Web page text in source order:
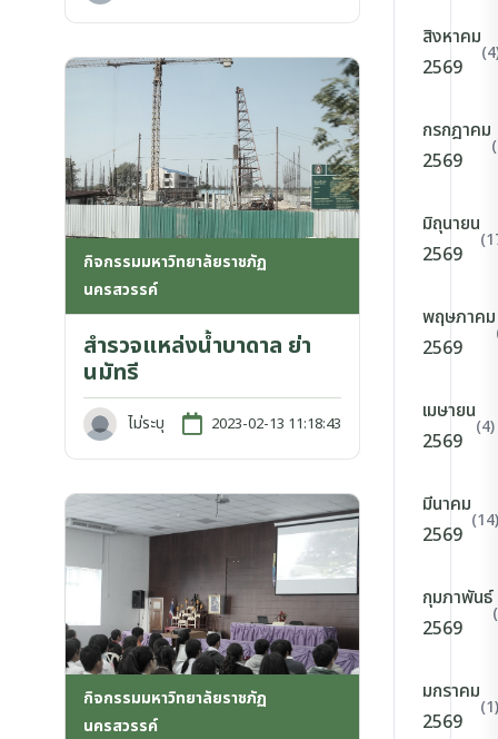
กิจกรรมมหาวิทยาลัยราชภัฏ
นครสวรรค์
สำรวจแหล่งน้ำบาดาล ย่า
นมัทรี
ไม่ระบุ 2023-02-13 11:18:43
กิจกรรมมหาวิทยาลัยราชภัฏ
นครสวรรค์
สิงหาคม
2569
กรกฎาคม
2569
มิถุนายน
2569
พฤษภาคม
2569
เมษายน
2569
(4)
มีนาคม
2569
(14)
กุมภาพันธ์
2569
มกราคม
2569
(1)